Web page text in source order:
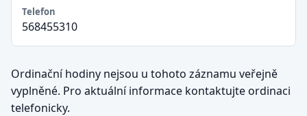
Telefon
568455310
Ordinační hodiny nejsou u tohoto záznamu veřejně
vyplněné. Pro aktuální informace kontaktujte ordinaci
telefonicky.